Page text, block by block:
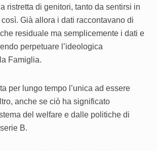
ristretta di genitori, tanto da sentirsi in
Già allora i dati raccontavano di
residuale ma semplicemente i dati e
perpetuare l’ideologica
Famiglia.
per lungo tempo l’unica ad essere
anche se ciò ha significato
del welfare e dalle politiche di
B.